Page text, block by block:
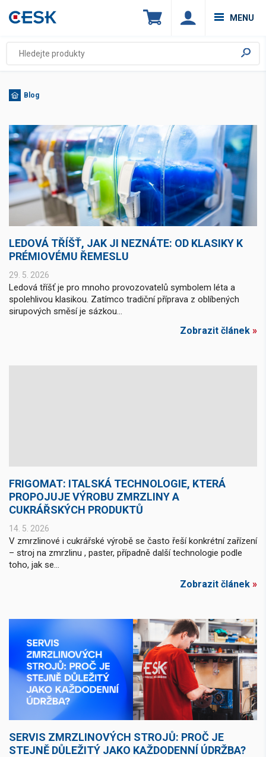
MENU
Blog
LEDOVÁ TŘÍŠŤ, JAK JI NEZNÁTE: OD KLASIKY K
PRÉMIOVÉMU ŘEMESLU
29. 5. 2026
Ledová tříšť je pro mnoho provozovatelů symbolem léta a
spolehlivou klasikou. Zatímco tradiční příprava z oblíbených
sirupových směsí je sázkou...
Zobrazit článek »
FRIGOMAT: ITALSKÁ TECHNOLOGIE, KTERÁ
PROPOJUJE VÝROBU ZMRZLINY A
CUKRÁŘSKÝCH PRODUKTŮ
14. 5. 2026
V zmrzlinové i cukrářské výrobě se často řeší konkrétní zařízení
– stroj na zmrzlinu , paster, případně další technologie podle
toho, jak se...
Zobrazit článek »
SERVIS ZMRZLINOVÝCH STROJŮ: PROČ JE
STEJNĚ DŮLEŽITÝ JAKO KAŽDODENNÍ ÚDRŽBA?